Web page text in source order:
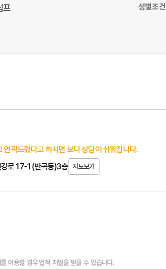
프 성별조건
연락드렸다고 하시면 보다 상담이 쉬워집니다.
로 17-1 (반곡동)3층 지도보기
이용할 경우 법적 처벌을 받을 수 있습니다.